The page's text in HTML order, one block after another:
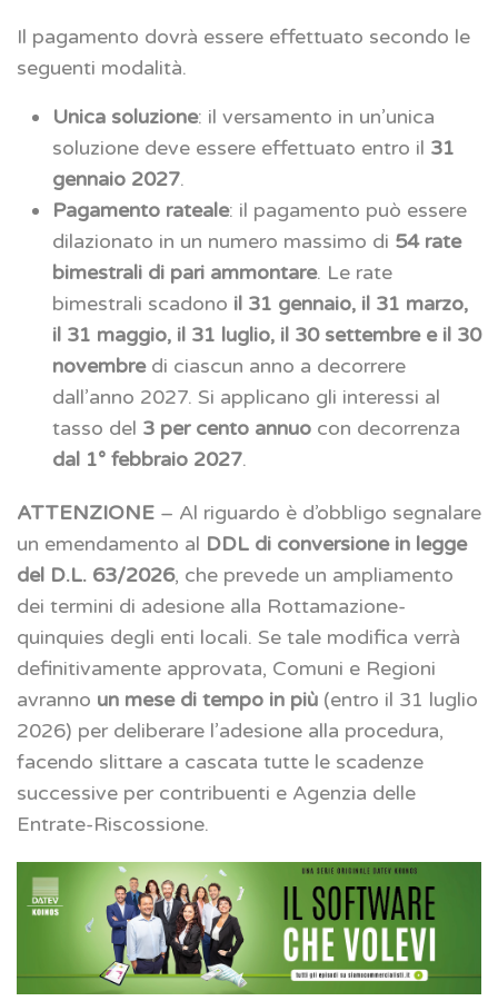
Il pagamento dovrà essere effettuato secondo le
seguenti modalità.
Unica soluzione: il versamento in un’unica
soluzione deve essere effettuato entro il 31
gennaio 2027.
Pagamento rateale: il pagamento può essere
dilazionato in un numero massimo di 54 rate
bimestrali di pari ammontare. Le rate
bimestrali scadono il 31 gennaio, il 31 marzo,
il 31 maggio, il 31 luglio, il 30 settembre e il 30
novembredi ciascun anno a decorrere
dall’anno 2027. Si applicano gli interessi al
tasso del 3 per cento annuo con decorrenza
dal 1° febbraio 2027.
ATTENZIONE – Al riguardo è d’obbligo segnalare
un emendamento al DDL di conversione in legge
del D.L. 63/2026, che prevede un ampliamento
dei termini di adesione alla Rottamazione-
quinquies degli enti locali. Se tale modifica verrà
definitivamente approvata, Comuni e Regioni
avranno un mese di tempo in più (entro il 31 luglio
2026) per deliberare l’adesione alla procedura,
facendo slittare a cascata tutte le scadenze
successive per contribuenti e Agenzia delle
Entrate-Riscossione.